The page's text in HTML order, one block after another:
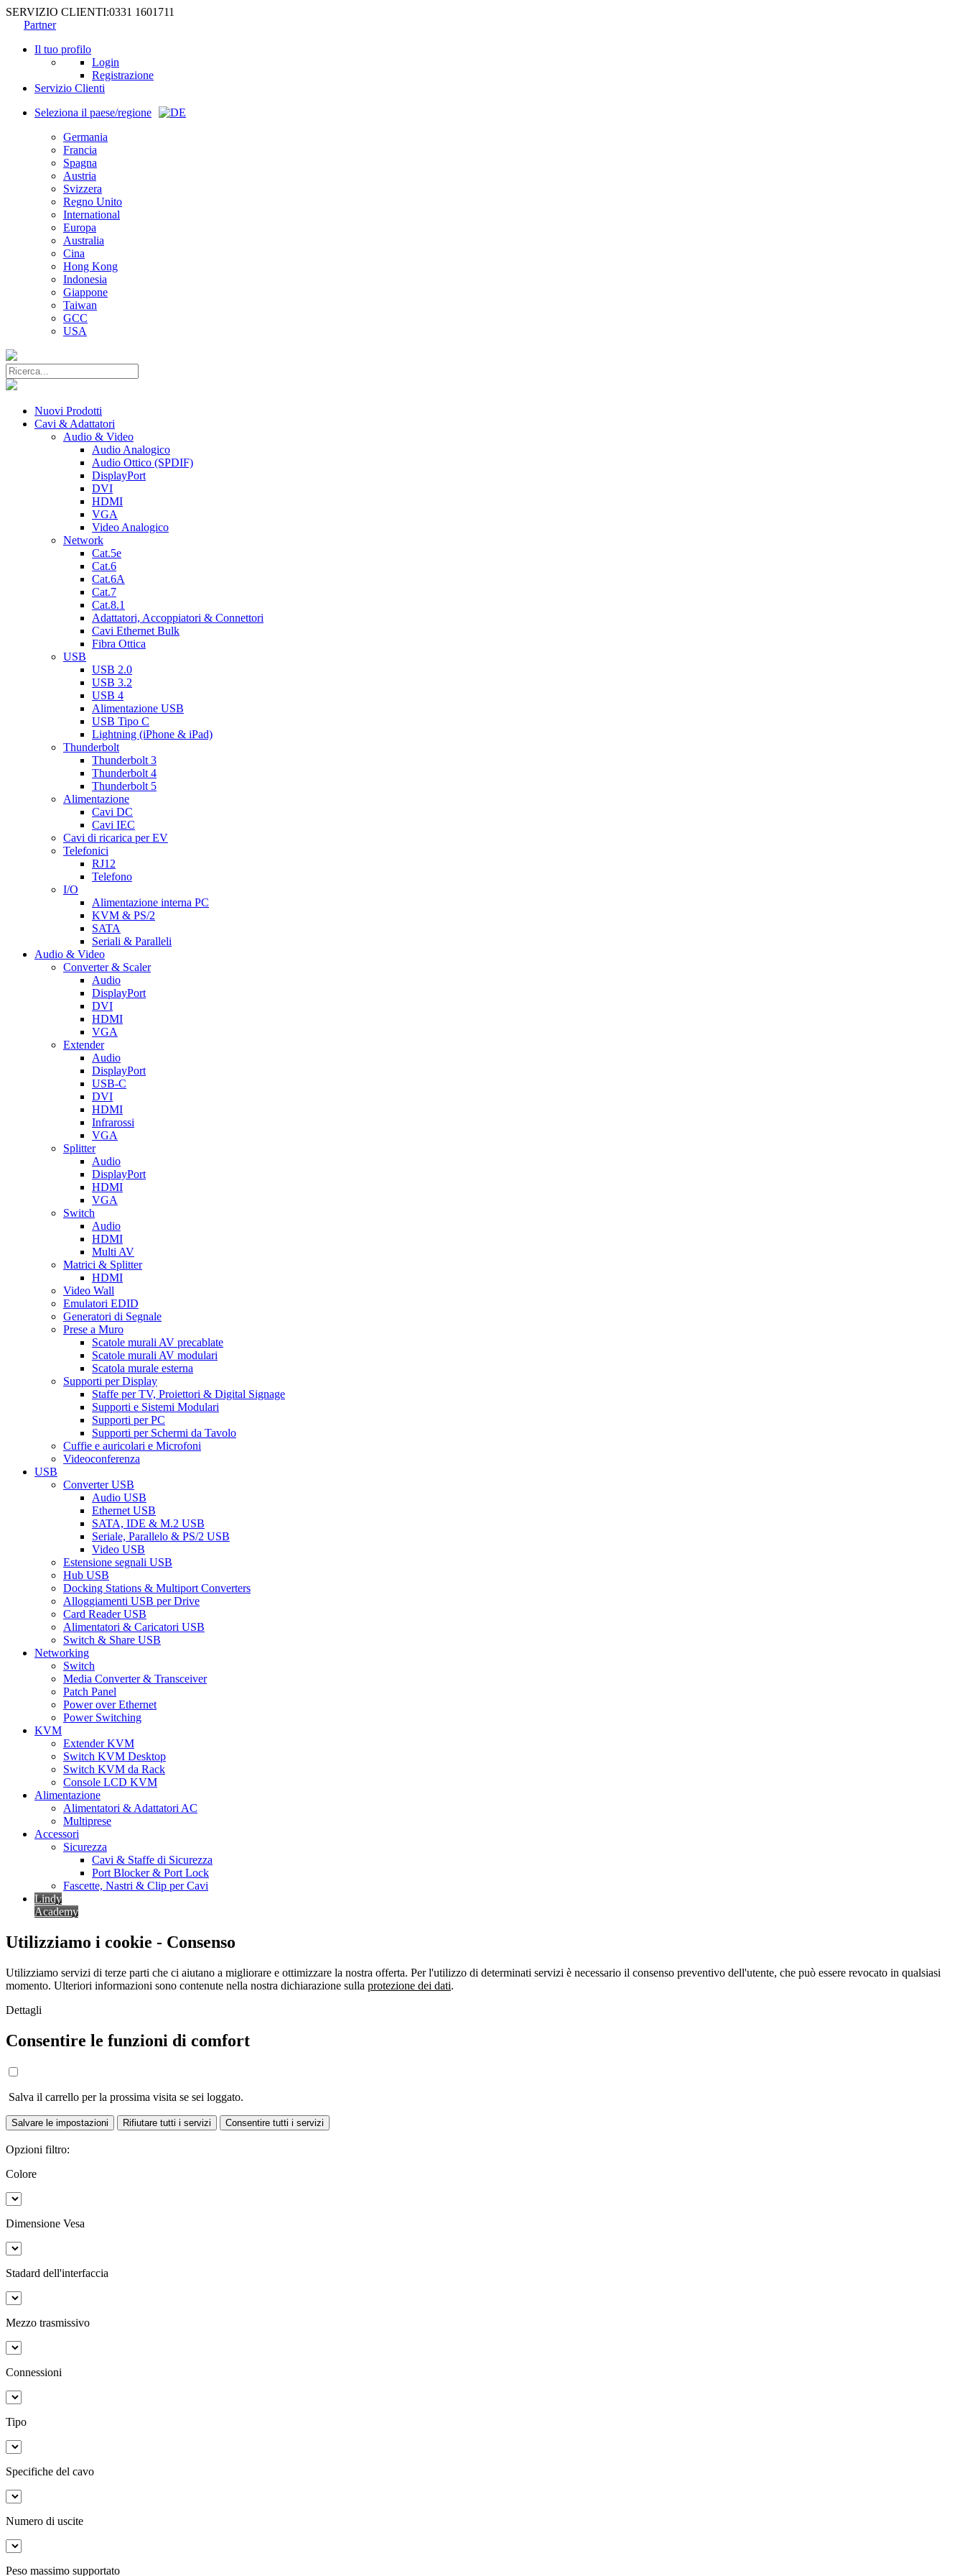
SERVIZIO CLIENTI:0331 1601711
Partner
Il tuo profilo
Login
Registrazione
Servizio Clienti
Seleziona il paese/regione
Germania
Francia
Spagna
Austria
Svizzera
Regno Unito
International
Europa
Australia
Cina
Hong Kong
Indonesia
Giappone
Taiwan
GCC
USA
Nuovi Prodotti
Cavi & Adattatori
Audio & Video
Audio Analogico
Audio Ottico (SPDIF)
DisplayPort
DVI
HDMI
VGA
Video Analogico
Network
Cat.5e
Cat.6
Cat.6A
Cat.7
Cat.8.1
Adattatori, Accoppiatori & Connettori
Cavi Ethernet Bulk
Fibra Ottica
USB
USB 2.0
USB 3.2
USB 4
Alimentazione USB
USB Tipo C
Lightning (iPhone & iPad)
Thunderbolt
Thunderbolt 3
Thunderbolt 4
Thunderbolt 5
Alimentazione
Cavi DC
Cavi IEC
Cavi di ricarica per EV
Telefonici
RJ12
Telefono
I/O
Alimentazione interna PC
KVM & PS/2
SATA
Seriali & Paralleli
Audio & Video
Converter & Scaler
Audio
DisplayPort
DVI
HDMI
VGA
Extender
Audio
DisplayPort
USB-C
DVI
HDMI
Infrarossi
VGA
Splitter
Audio
DisplayPort
HDMI
VGA
Switch
Audio
HDMI
Multi AV
Matrici & Splitter
HDMI
Video Wall
Emulatori EDID
Generatori di Segnale
Prese a Muro
Scatole murali AV precablate
Scatole murali AV modulari
Scatola murale esterna
Supporti per Display
Staffe per TV, Proiettori & Digital Signage
Supporti e Sistemi Modulari
Supporti per PC
Supporti per Schermi da Tavolo
Cuffie e auricolari e Microfoni
Videoconferenza
USB
Converter USB
Audio USB
Ethernet USB
SATA, IDE & M.2 USB
Seriale, Parallelo & PS/2 USB
Video USB
Estensione segnali USB
Hub USB
Docking Stations & Multiport Converters
Alloggiamenti USB per Drive
Card Reader USB
Alimentatori & Caricatori USB
Switch & Share USB
Networking
Switch
Media Converter & Transceiver
Patch Panel
Power over Ethernet
Power Switching
KVM
Extender KVM
Switch KVM Desktop
Switch KVM da Rack
Console LCD KVM
Alimentazione
Alimentatori & Adattatori AC
Multiprese
Accessori
Sicurezza
Cavi & Staffe di Sicurezza
Port Blocker & Port Lock
Fascette, Nastri & Clip per Cavi
Lindy
Academy
Utilizziamo i cookie - Consenso
Utilizziamo servizi di terze parti che ci aiutano a migliorare e ottimizzare la nostra offerta. Per l'utilizzo di determinati servizi è necessario il consenso preventivo dell'utente, che può essere revocato in qualsiasi
momento. Ulteriori informazioni sono contenute nella nostra dichiarazione sulla protezione dei dati.
Dettagli
Consentire le funzioni di comfort
Salva il carrello per la prossima visita se sei loggato.
Salvare le impostazioni Rifiutare tutti i servizi Consentire tutti i servizi
Opzioni filtro:
Colore
Dimensione Vesa
Stadard dell'interfaccia
Mezzo trasmissivo
Connessioni
Tipo
Specifiche del cavo
Numero di uscite
Peso massimo supportato